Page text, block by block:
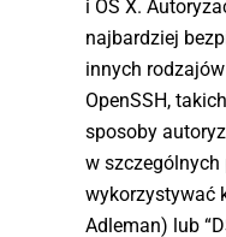
i OS X.
najbardziej
innych
OpenSSH,
sposoby
w szczególnych
wykorzystywać
Adleman) lub